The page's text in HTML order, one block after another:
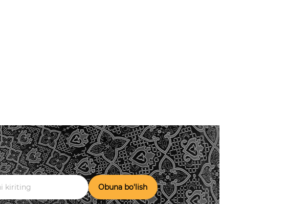
Obuna bo'lish